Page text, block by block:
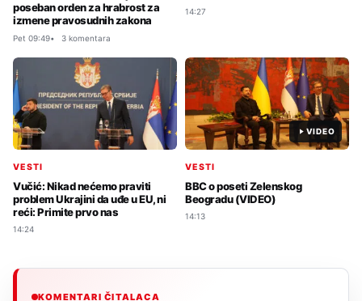
poseban orden za hrabrost za
izmene pravosudnih zakona
Pet 09:49 3 komentara
14:27
VESTI
Vučić: Nikad nećemo praviti
problem Ukrajini da uđe u EU, ni
reći: Primite prvo nas
14:24
VIDEO
VESTI
BBC o poseti Zelenskog
Beogradu (VIDEO)
14:13
KOMENTARI ČITALACA